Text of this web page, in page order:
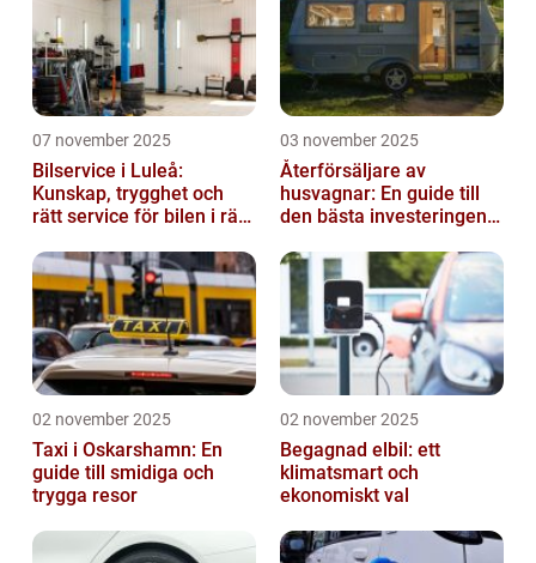
07 november 2025
Bilservice i Luleå:
Kunskap, trygghet och
rätt service för bilen i rätt
03 november 2025
Återförsäljare av
husvagnar: En guide till
den bästa investeringen
02 november 2025
Taxi i Oskarshamn: En
guide till smidiga och
trygga resor
02 november 2025
Begagnad elbil: ett
klimatsmart och
ekonomiskt val